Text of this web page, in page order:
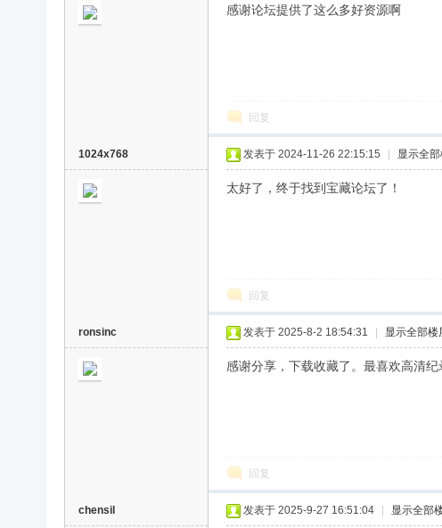
感谢论坛提供了这么多好资源啊
回复
1024x768 发表于 2024-11-26 22:15:15 显示全
太好了，终于找到宝藏论坛了！
回复
ronsinc 发表于 2025-8-2 18:54:31 显示全部楼
感谢分享，下载收藏了。最喜欢高清纪
回复
chensil 发表于 2025-9-27 16:51:04 显示全部